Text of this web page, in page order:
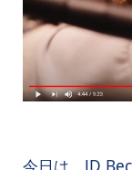
今日は、JD